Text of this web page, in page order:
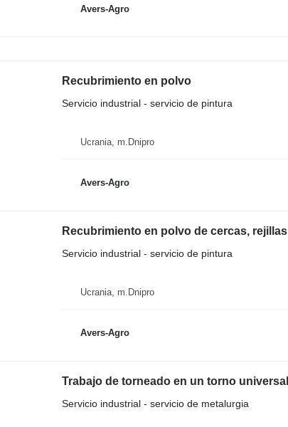
Avers-Agro
Recubrimiento en polvo
Servicio industrial - servicio de pintura
Ucrania, m.Dnipro
Avers-Agro
Recubrimiento en polvo de cercas, rejillas
Servicio industrial - servicio de pintura
Ucrania, m.Dnipro
Avers-Agro
Trabajo de torneado en un torno
Servicio industrial - servicio de metalurgia